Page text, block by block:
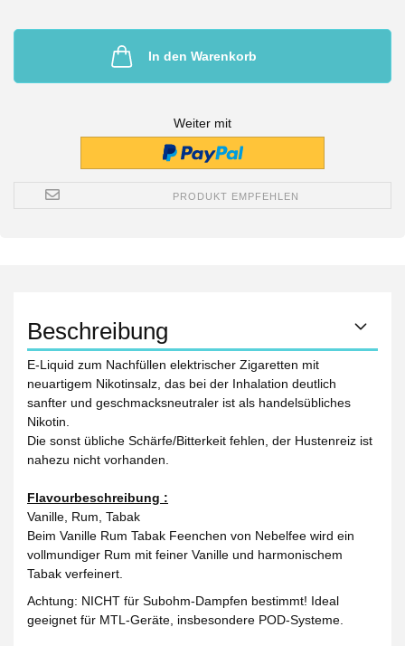
In den Warenkorb
Weiter mit
PRODUKT EMPFEHLEN
Beschreibung
E-Liquid zum Nachfüllen elektrischer Zigaretten mit
neuartigem Nikotinsalz, das bei der Inhalation deutlich
sanfter und geschmacksneutraler ist als handelsübliches
Nikotin.
Die sonst übliche Schärfe/Bitterkeit fehlen, der Hustenreiz ist
nahezu nicht vorhanden.
Flavourbeschreibung :
Vanille, Rum, Tabak
Beim Vanille Rum Tabak Feenchen von Nebelfee wird ein
vollmundiger Rum mit feiner Vanille und harmonischem
Tabak verfeinert.
Achtung: NICHT für Subohm-Dampfen bestimmt! Ideal
geeignet für MTL-Geräte, insbesondere POD-Systeme.